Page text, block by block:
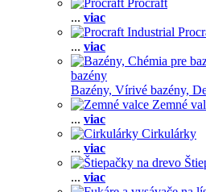
Procraft
... viac
... viac
bazény
Bazény, Vírivé bazény,
Zemné
... viac
Cirkulárky
... viac
... viac